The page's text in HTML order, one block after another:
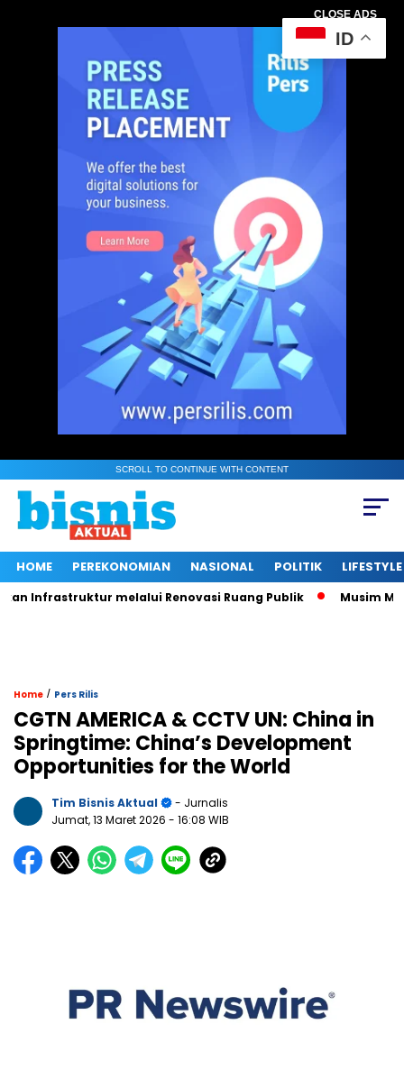
CLOSE ADS
SCROLL TO CONTINUE WITH CONTENT
HOME PEREKONOMIAN NASIONAL POLITIK LIFESTYLE
Infrastruktur melalui Renovasi Ruang Publik Musim Mas
Home / Pers Rilis
CGTN AMERICA & CCTV UN: China in
Springtime: China’s Development
Opportunities for the World
Tim Bisnis Aktual
- Jurnalis
Jumat, 13 Maret 2026 - 16:08 WIB
ID